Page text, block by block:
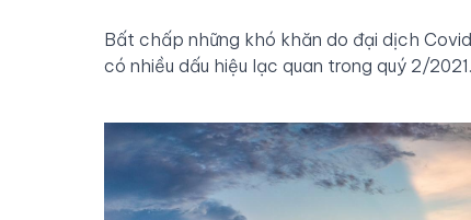
Bất chấp những khó khăn do đại dịch
có nhiều dấu hiệu lạc quan trong quý 2/2021.